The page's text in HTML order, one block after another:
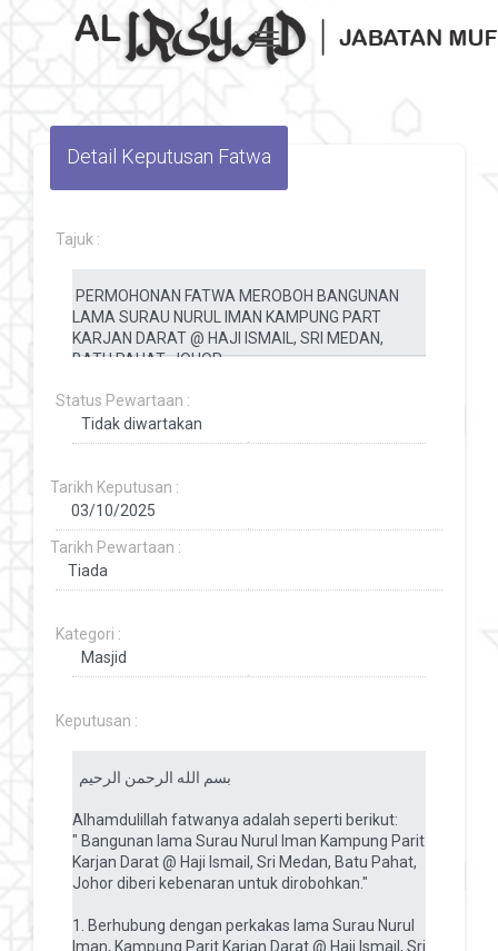
Toggle navigation
Detail Keputusan Fatwa
Tajuk :
Status Pewartaan :
Tarikh Keputusan :
Tarikh Pewartaan :
Kategori :
Keputusan :